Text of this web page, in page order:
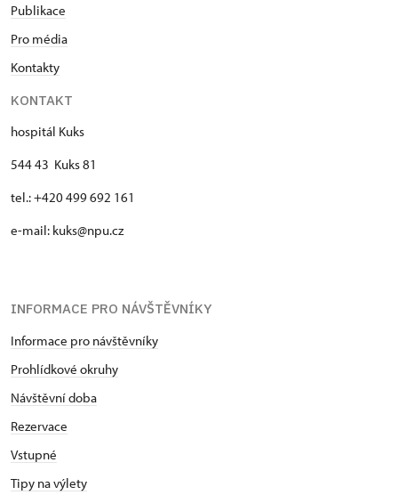
Publikace
Pro média
Kontakty
KONTAKT
hospitál Kuks
544 43 Kuks 81
tel.: +420 499 692 161
e-mail: kuks@npu.cz
INFORMACE PRO NÁVŠTĚVNÍKY
Informace pro návštěvníky
Prohlídkové okruhy
Návštěvní doba
Rezervace
Vstupné
Tipy na výlety